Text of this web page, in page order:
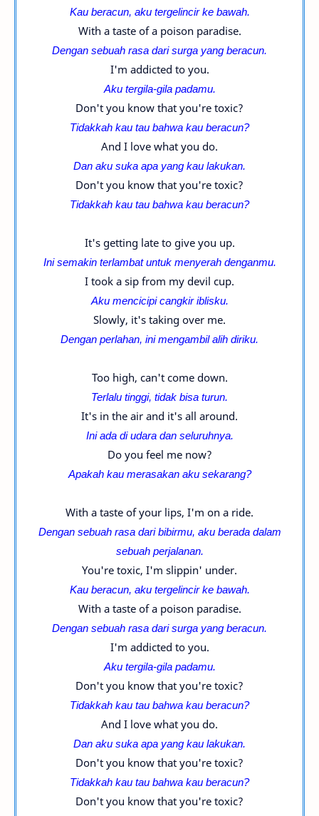
Kau beracun, aku tergelincir ke bawah.
With a taste of a poison paradise.
Dengan sebuah rasa dari surga yang beracun.
I'm addicted to you.
Aku tergila-gila padamu.
Don't you know that you're toxic?
Tidakkah kau tau bahwa kau beracun?
And I love what you do.
Dan aku suka apa yang kau lakukan.
Don't you know that you're toxic?
Tidakkah kau tau bahwa kau beracun?
It's getting late to give you up.
Ini semakin terlambat untuk menyerah denganmu.
I took a sip from my devil cup.
Aku mencicipi cangkir iblisku.
Slowly, it's taking over me.
Dengan perlahan, ini mengambil alih diriku.
Too high, can't come down.
Terlalu tinggi, tidak bisa turun.
It's in the air and it's all around.
Ini ada di udara dan seluruhnya.
Do you feel me now?
Apakah kau merasakan aku sekarang?
With a taste of your lips, I'm on a ride.
Dengan sebuah rasa dari bibirmu, aku berada dalam
sebuah perjalanan.
You're toxic, I'm slippin' under.
Kau beracun, aku tergelincir ke bawah.
With a taste of a poison paradise.
Dengan sebuah rasa dari surga yang beracun.
I'm addicted to you.
Aku tergila-gila padamu.
Don't you know that you're toxic?
Tidakkah kau tau bahwa kau beracun?
And I love what you do.
Dan aku suka apa yang kau lakukan.
Don't you know that you're toxic?
Tidakkah kau tau bahwa kau beracun?
Don't you know that you're toxic?